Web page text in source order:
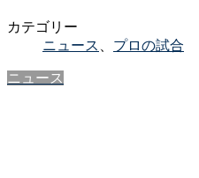
カテゴリー
ニュース
プロの試合
ニュース